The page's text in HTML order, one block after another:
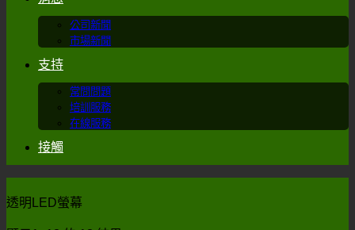
公司新聞
市場新聞
支持
常問問題
培訓服務
在線服務
接觸
透明LED螢幕